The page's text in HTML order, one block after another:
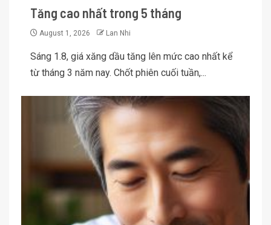
Tăng cao nhất trong 5 tháng
August 1, 2026 Lan Nhi
Sáng 1.8, giá xăng dầu tăng lên mức cao nhất kể
từ tháng 3 năm nay. Chốt phiên cuối tuần,...